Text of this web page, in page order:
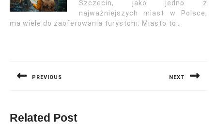
Szczecin, jako jedno z
najważniejszych miast w Polsce,
ma wiele do zaoferowania turystom. Miasto to…
PREVIOUS NEXT
Related Post